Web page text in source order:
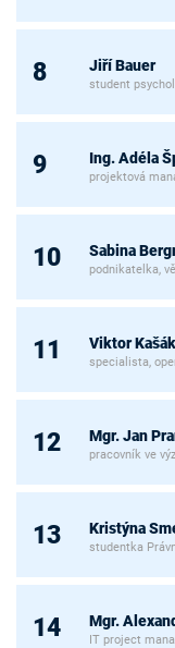
8 Jiří Bauer
student
9 Ing. Adéla
projektová
10 Sabina
podnikatelka,
11 Viktor Kašák
specialista,
12 Mgr. Jan
pracovník ve
13 Kristýna
studentka
14 Mgr.
IT project